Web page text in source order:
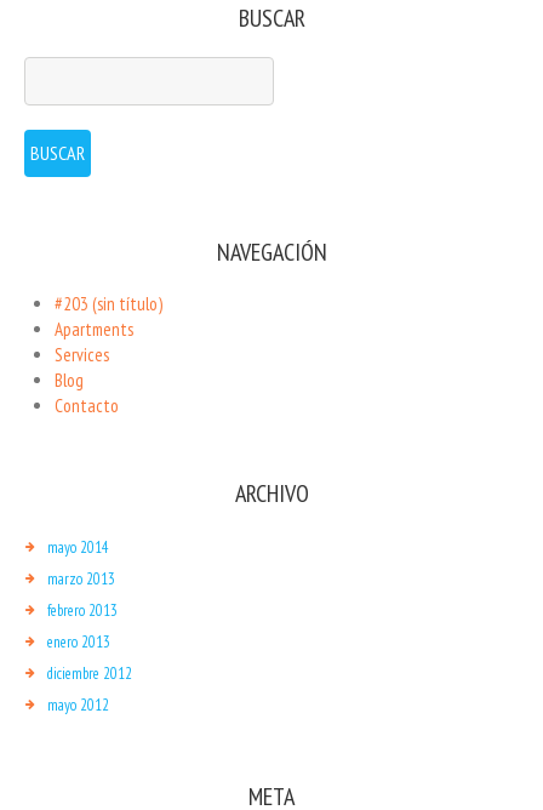
BUSCAR
NAVEGACIÓN
#203 (sin título)
Apartments
Services
Blog
Contacto
ARCHIVO
mayo 2014
marzo 2013
febrero 2013
enero 2013
diciembre 2012
mayo 2012
META